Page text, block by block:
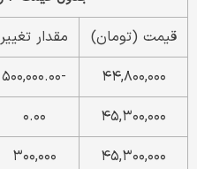
قیمت (تومان) مقدار تغییر
۴۴,۸۰۰,۰۰۰
-۵۰۰,۰۰۰.۰۰
۴۵,۳۰۰,۰۰۰
۰.۰۰
۴۵,۳۰۰,۰۰۰
۳۰۰,۰۰۰